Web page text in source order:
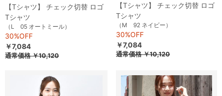
【Tシャツ】 チェック切替 ロゴ
Tシャツ
（L 05 オートミール）
30%OFF
￥7,084
通常価格￥10,120
【Tシャツ】 チェック切替 ロゴ
Tシャツ
（M 92 ネイビー）
30%OFF
￥7,084
通常価格￥10,120